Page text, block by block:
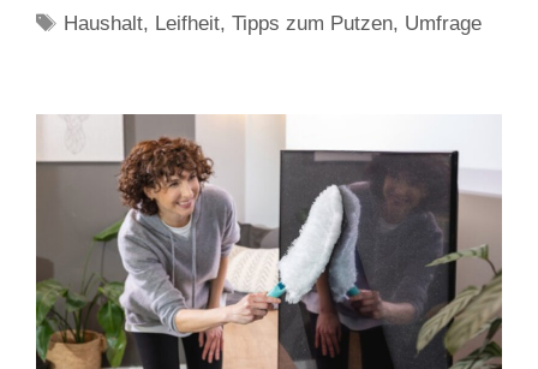
Schlagwörter
Haushalt, Leifheit,Tipps zum Putzen, Umfrage